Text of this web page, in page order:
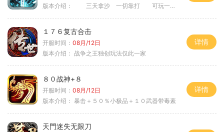
版本介绍：
三天拿沙 一切靠打 可玩一年
１７６复古合击
开服时间： 08月/12日
版本介绍： 战争之王独创玩法仅此一家
详情
８０战神+８
开服时间： 08月/12日
版本介绍： 暴击＋５０％小极品＋１０武器带毒素
详情
天門迷失无限刀